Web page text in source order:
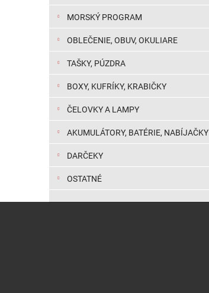
MORSKÝ PROGRAM
OBLEČENIE, OBUV, OKULIARE
TAŠKY, PÚZDRA
BOXY, KUFRÍKY, KRABIČKY
ČELOVKY A LAMPY
AKUMULÁTORY, BATÉRIE, NABÍJAČKY
DARČEKY
OSTATNÉ